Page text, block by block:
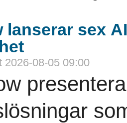
lanserar sex
08-05 09:00